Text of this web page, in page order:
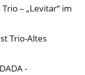
– „Levitar“ im
Trio-Altes
-